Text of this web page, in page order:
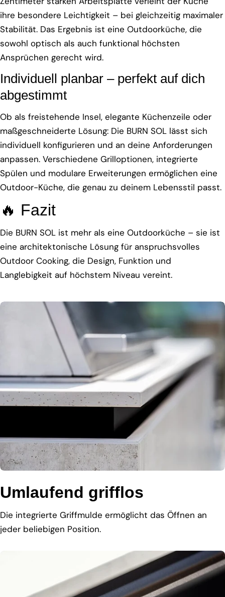
ihre besondere Leichtigkeit – bei gleichzeitig maximaler
Stabilität. Das Ergebnis ist eine Outdoorküche, die
sowohl optisch als auch funktional höchsten
Ansprüchen gerecht wird.
Individuell planbar – perfekt auf dich
abgestimmt
Ob als freistehende Insel, elegante Küchenzeile oder
maßgeschneiderte Lösung: Die BURN SOL lässt sich
individuell konfigurieren und an deine Anforderungen
anpassen. Verschiedene Grilloptionen, integrierte
Spülen und modulare Erweiterungen ermöglichen eine
Outdoor-Küche, die genau zu deinem Lebensstil passt.
🔥 Fazit
Die BURN SOL ist mehr als eine Outdoorküche – sie ist
eine architektonische Lösung für anspruchsvolles
Outdoor Cooking, die Design, Funktion und
Langlebigkeit auf höchstem Niveau vereint.
Umlaufend grifflos
Die integrierte Griffmulde ermöglicht das Öffnen an
jeder beliebigen Position.